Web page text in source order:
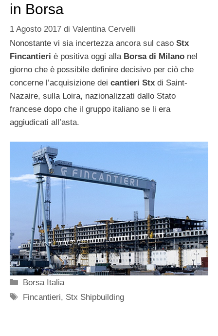
in Borsa
1 Agosto 2017 di Valentina Cervelli
Nonostante vi sia incertezza ancora sul caso Stx
Fincantieri è positiva oggi alla Borsa di Milano nel
giorno che è possibile definire decisivo per ciò che
concerne l’acquisizione dei cantieri Stx di Saint-
Nazaire, sulla Loira, nazionalizzati dallo Stato
francese dopo che il gruppo italiano se li era
aggiudicati all’asta.
Categorie
Borsa Italia
Tag
Fincantieri, Stx Shipbuilding